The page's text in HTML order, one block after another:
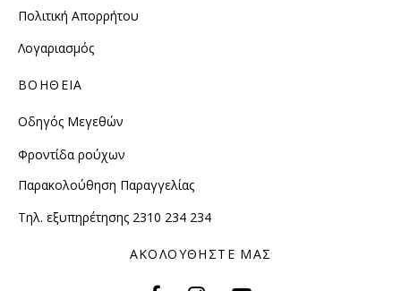
Πολιτική Απορρήτου
Λογαριασμός
ΒΟΗΘΕΙΑ
Οδηγός Μεγεθών
Φροντίδα ρούχων
Παρακολούθηση Παραγγελίας
Τηλ. εξυπηρέτησης 2310 234 234
ΑΚΟΛΟΥΘΗΣΤΕ ΜΑΣ